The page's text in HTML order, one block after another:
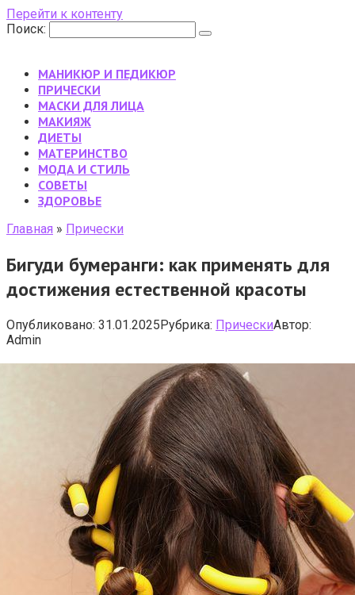
Перейти к контенту
Поиск:
МАНИКЮР И ПЕДИКЮР
ПРИЧЕСКИ
МАСКИ ДЛЯ ЛИЦА
МАКИЯЖ
ДИЕТЫ
МАТЕРИНСТВО
МОДА И СТИЛЬ
CОВЕТЫ
ЗДОРОВЬЕ
Главная » Прически
Бигуди бумеранги: как применять для
достижения естественной красоты
Опубликовано: 31.01.2025Рубрика: ПрическиАвтор:
Admin